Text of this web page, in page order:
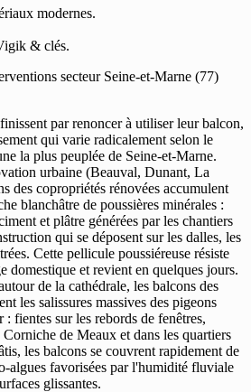
modernes.
& clés.
secteur Seine-et-Marne (77)
par renoncer à utiliser leur balcon,
qui varie radicalement selon le
la plus peuplée de Seine-et-Marne.
urbaine (Beauval, Dunant, La
des copropriétés rénovées accumulent
blanchâtre de poussières minérales :
et plâtre générées par les chantiers
qui se déposent sur les dalles, les
Cette pellicule poussiéreuse résiste
domestique et revient en quelques jours.
de la cathédrale, les balcons des
les salissures massives des pigeons
: fientes sur les rebords de fenêtres,
de Meaux et dans les quartiers
les balcons se couvrent rapidement de
algues favorisées par l'humidité fluviale
glissantes.